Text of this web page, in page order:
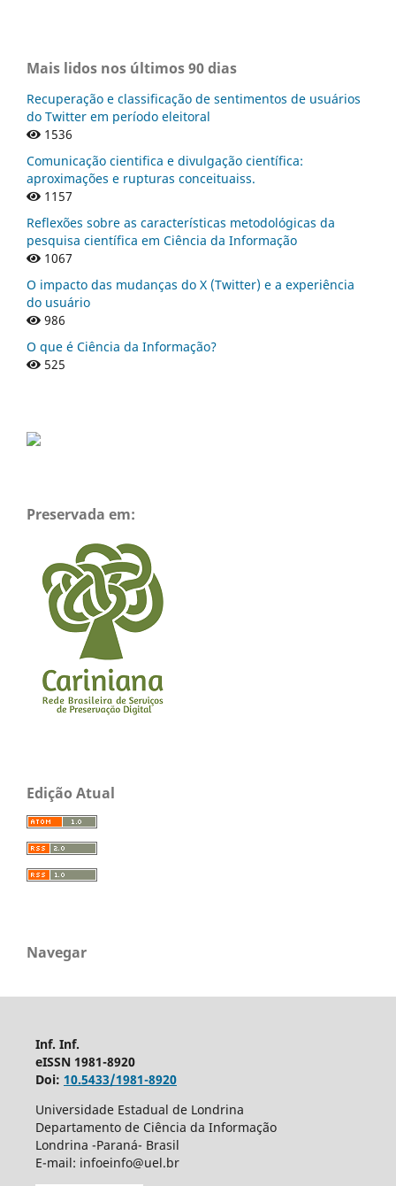
Mais lidos nos últimos 90 dias
Recuperação e classificação de sentimentos de usuários
do Twitter em período eleitoral
1536
Comunicação cientifica e divulgação científica:
aproximações e rupturas conceituaiss.
1157
Reflexões sobre as características metodológicas da
pesquisa científica em Ciência da Informação
1067
O impacto das mudanças do X (Twitter) e a experiência
do usuário
986
O que é Ciência da Informação?
525
Preservada em:
Edição Atual
Navegar
Inf. Inf.
eISSN 1981-8920
Doi: 10.5433/1981-8920
Universidade Estadual de Londrina
Departamento de Ciência da Informação
Londrina -Paraná- Brasil
E-mail: infoeinfo@uel.br